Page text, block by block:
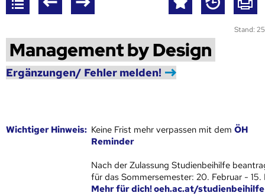
Stand:
Management by Design
Ergänzungen/ Fehler melden!
Wich­ti­ger Hin­weis: Keine Frist mehr verpassen mit demÖH
Reminder
Nach der Zulassung Studienbeihilfe
für das Sommersemester: 20. Februar - 15.
Mehr für dich! oeh.ac.at/studienbeihilfe